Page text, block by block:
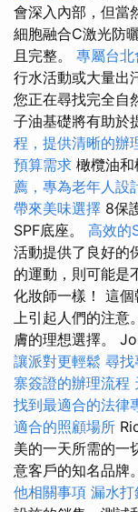
會深入內部，但當
細胞融合C激光防
且完整。 專屬台
行水活動或大量出
您正在尋找完全自
子油基礎將有助於
程，提供清晰的辦
預算需求 橄欖油
薦，專為老年人設
帶來美味選擇 8保
SPF底座。 高效的
活動提供了良好的
的運動，則可能是
化妝師一樣！ 這
上引起人們的注意
膚的理想選擇。
讓派對更輕鬆 尋找
寨簽證的辦理流程
找到最適合的法律
適合的照顧場所
美的一天所需的一
意客戶的知名品牌
他相關事項 漏水